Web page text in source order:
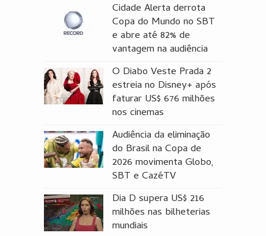
Cidade Alerta derrota
Copa do Mundo no SBT
e abre até 82% de
vantagem na audiência
O Diabo Veste Prada 2
estreia no Disney+ após
faturar US$ 676 milhões
nos cinemas
Audiência da eliminação
do Brasil na Copa de
2026 movimenta Globo,
SBT e CazéTV
Dia D supera US$ 216
milhões nas bilheterias
mundiais